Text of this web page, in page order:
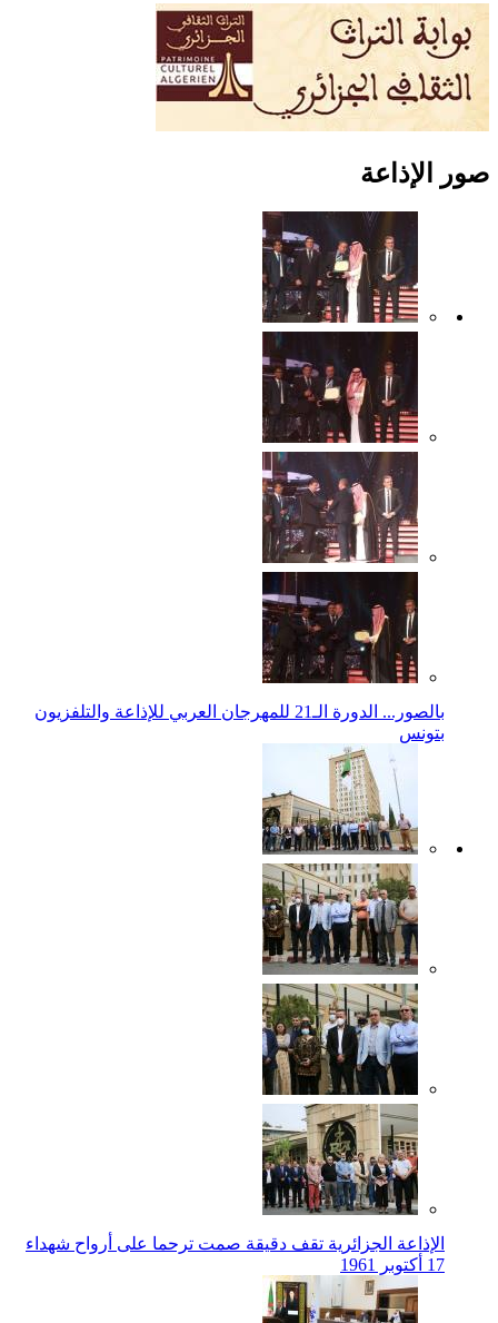
صور الإذاعة
بالصور... الدورة الـ21 للمهرجان العربي للإذاعة والتلفزيون
بتونس
الإذاعة الجزائرية تقف دقيقة صمت ترحما على أرواح شهداء
17 أكتوبر 1961